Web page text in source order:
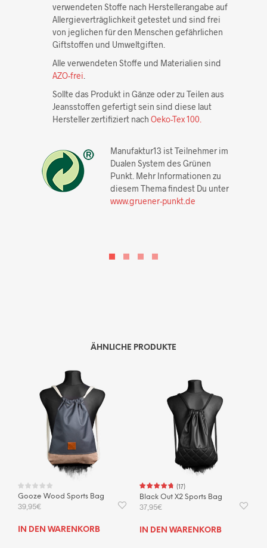
verwendeten Stoffe nach Herstellerangabe auf
Allergieverträglichkeit getestet und sind frei
von jeglichen für den Menschen gefährlichen
Giftstoffen und Umweltgiften.
Alle verwendeten Stoffe und Materialien sind
AZO-frei
Sollte das Produkt in Gänze oder zu Teilen aus
Jeansstoffen gefertigt sein sind diese laut
Hersteller zertifiziert nach Oeko-Tex 100.
Manufaktur13 ist Teilnehmer im
Dualen System des Grünen
Punkt. Mehr Informationen zu
diesem Thema findest Du unter
www.gruener-punkt.de
ÄHNLICHE PRODUKTE
Gooze Wood Sports Bag
39,95€
IN DEN WARENKORB
(17)
Black Out X2 Sports Bag
37,95€
IN DEN WARENKORB